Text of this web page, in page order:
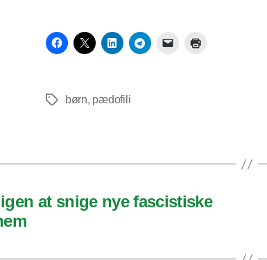
Tagsbørn, pædofili
at snige nye fascistiske